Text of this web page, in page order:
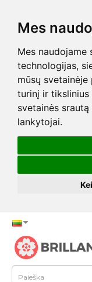
Mes
Mes naudojame
technologijas,
mūsų
turinį ir tikslinius
svetainės
lankytojai.